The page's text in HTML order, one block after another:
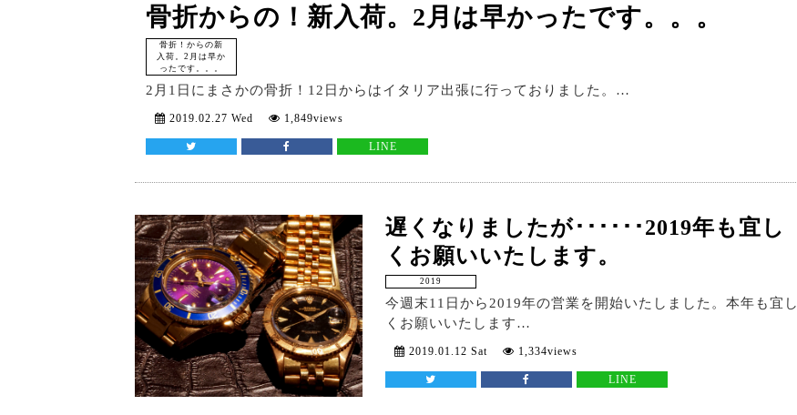
骨折からの！新入荷。2月は早かったです。。。
骨折！からの新
入荷。2月は早か
ったです。。。
2月1日にまさかの骨折！12日からはイタリア出張に行っておりました。…
2019.02.27 Wed 1,849views
LINE
遅くなりましたが･･････2019年も宜し
くお願いいたします。
2019
今週末11日から2019年の営業を開始いたしました。本年も宜し
くお願いいたします…
2019.01.12 Sat 1,334views
LINE